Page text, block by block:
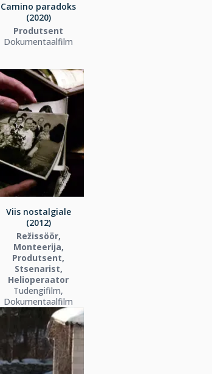
Camino paradoks
(2020)
Produtsent
Dokumentaalfilm
Viis nostalgiale
(2012)
Režissöör,
Monteerija,
Produtsent,
Stsenarist,
Helioperaator
Tudengifilm,
Dokumentaalfilm